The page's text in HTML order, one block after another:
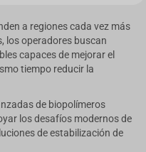
a regiones cada vez más
los operadores buscan
capaces de mejorar el
tiempo reducir la
de biopolímeros
los desafíos modernos de
de estabilización de